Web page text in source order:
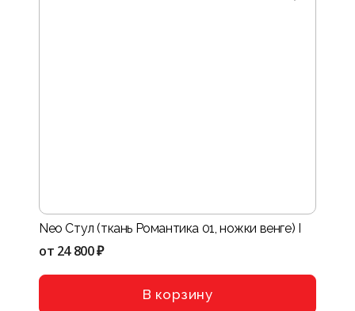
Neo Стул (ткань Романтика 01, ножки венге) I
от 24 800 ₽
В корзину